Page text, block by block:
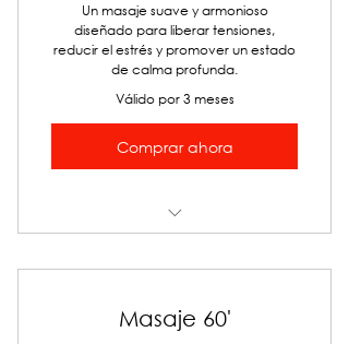
Un masaje suave y armonioso
diseñado para liberar tensiones,
reducir el estrés y promover un estado
de calma profunda.
Válido por 3 meses
Comprar ahora
Masaje 60'